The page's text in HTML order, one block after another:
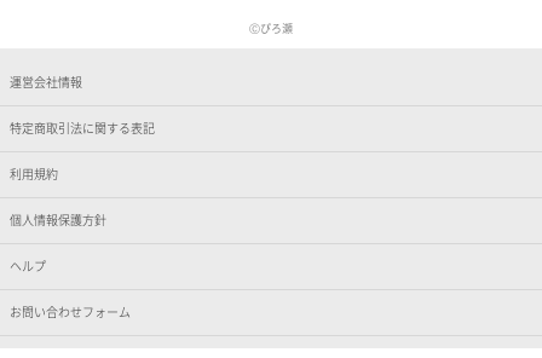
Ⓒぴろ瀬
運営会社情報
特定商取引法に関する表記
利用規約
個人情報保護方針
ヘルプ
お問い合わせフォーム